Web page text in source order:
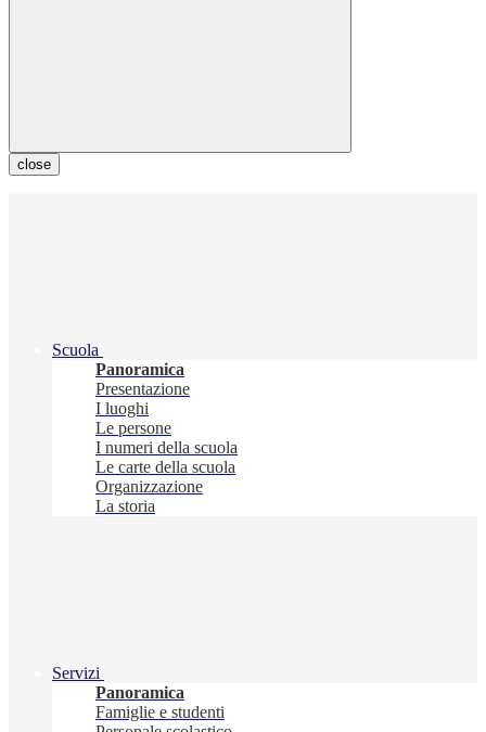
close
Scuola
Panoramica
Presentazione
I luoghi
Le persone
I numeri della scuola
Le carte della scuola
Organizzazione
La storia
Servizi
Panoramica
Famiglie e studenti